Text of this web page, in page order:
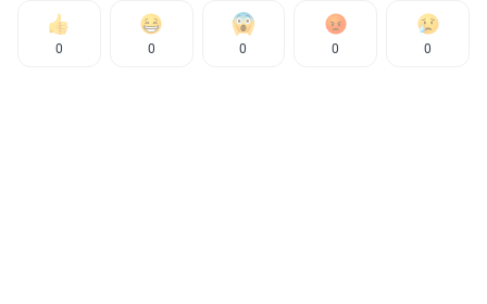
0 0 0 0 0